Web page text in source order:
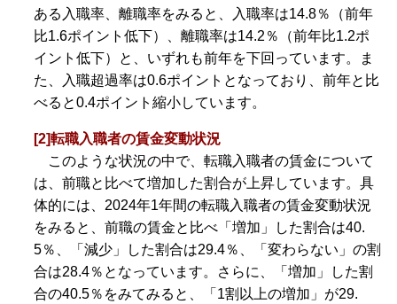
ある入職率、離職率をみると、入職率は14.8％（前年
比1.6ポイント低下）、離職率は14.2％（前年比1.2ポ
イント低下）と、いずれも前年を下回っています。ま
た、入職超過率は0.6ポイントとなっており、前年と比
べると0.4ポイント縮小しています。
[2]転職入職者の賃金変動状況
このような状況の中で、転職入職者の賃金について
は、前職と比べて増加した割合が上昇しています。具
体的には、2024年1年間の転職入職者の賃金変動状況
をみると、前職の賃金と比べ「増加」した割合は40.
5％、「減少」した割合は29.4％、「変わらない」の割
合は28.4％となっています。さらに、「増加」した割
合の40.5％をみてみると、「1割以上の増加」が29.